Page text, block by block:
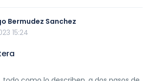
Bermudez Sanchez
15:24